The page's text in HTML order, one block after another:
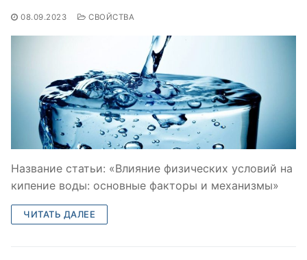
08.09.2023 СВОЙСТВА
Название статьи: «Влияние физических условий на
кипение воды: основные факторы и механизмы»
ЧИТАТЬ ДАЛЕЕ